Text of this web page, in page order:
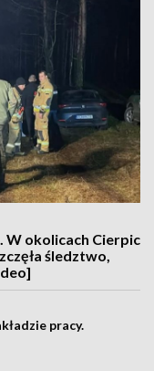
W okolicach Cierpic
śledztwo,
pracy.